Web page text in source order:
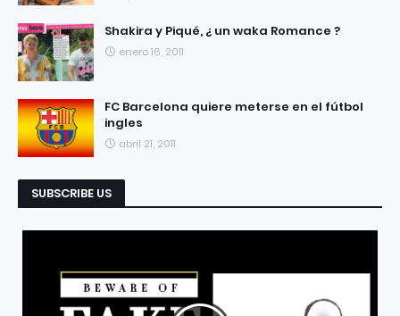
Shakira y Piqué, ¿ un waka Romance ?
enero 16, 2011
FC Barcelona quiere meterse en el fútbol
ingles
abril 21, 2011
SUBSCRIBE US